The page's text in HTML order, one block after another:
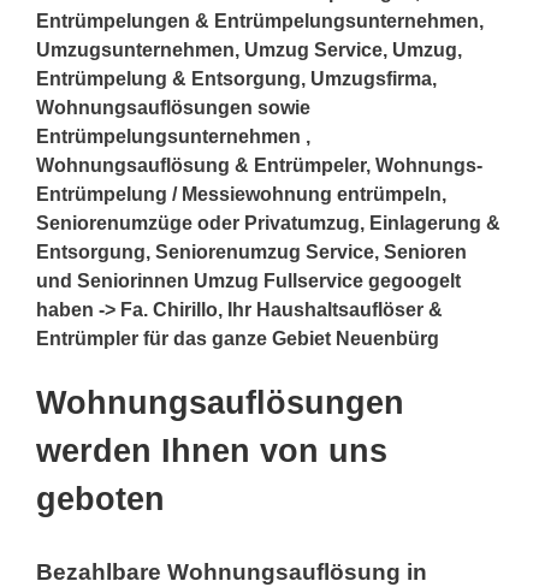
Entrümpelungen & Entrümpelungsunternehmen,
Umzugsunternehmen, Umzug Service, Umzug,
Entrümpelung & Entsorgung, Umzugsfirma,
Wohnungsauflösungen sowie
Entrümpelungsunternehmen ,
Wohnungsauflösung & Entrümpeler, Wohnungs-
Entrümpelung / Messiewohnung entrümpeln,
Seniorenumzüge oder Privatumzug, Einlagerung &
Entsorgung, Seniorenumzug Service, Senioren
und Seniorinnen Umzug Fullservice gegoogelt
haben -> Fa. Chirillo, Ihr Haushaltsauflöser &
Entrümpler für das ganze Gebiet Neuenbürg
Wohnungsauflösungen
werden Ihnen von uns
geboten
Bezahlbare Wohnungsauflösung in